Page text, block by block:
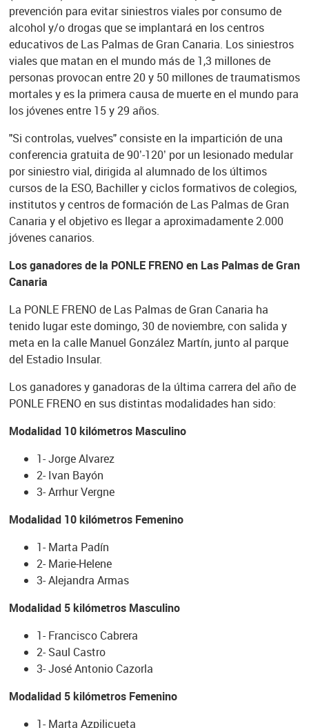
prevención para evitar siniestros viales por consumo de
alcohol y/o drogas que se implantará en los centros
educativos de Las Palmas de Gran Canaria. Los siniestros
viales que matan en el mundo más de 1,3 millones de
personas provocan entre 20 y 50 millones de traumatismos
mortales y es la primera causa de muerte en el mundo para
los jóvenes entre 15 y 29 años.
"Si controlas, vuelves" consiste en la impartición de una
conferencia gratuita de 90’-120’ por un lesionado medular
por siniestro vial, dirigida al alumnado de los últimos
cursos de la ESO, Bachiller y ciclos formativos de colegios,
institutos y centros de formación de Las Palmas de Gran
Canaria y el objetivo es llegar a aproximadamente 2.000
jóvenes canarios.
Los ganadores de la PONLE FRENO en Las Palmas de Gran
Canaria
La PONLE FRENO de Las Palmas de Gran Canaria ha
tenido lugar este domingo, 30 de noviembre, con salida y
meta en la calle Manuel González Martín, junto al parque
del Estadio Insular.
Los ganadores y ganadoras de la última carrera del año de
PONLE FRENO en sus distintas modalidades han sido:
Modalidad 10 kilómetros Masculino
1- Jorge Alvarez
2- Ivan Bayón
3- Arrhur Vergne
Modalidad 10 kilómetros Femenino
1- Marta Padín
2- Marie-Helene
3- Alejandra Armas
Modalidad 5 kilómetros Masculino
1- Francisco Cabrera
2- Saul Castro
3- José Antonio Cazorla
Modalidad 5 kilómetros Femenino
1- Marta Azpilicueta